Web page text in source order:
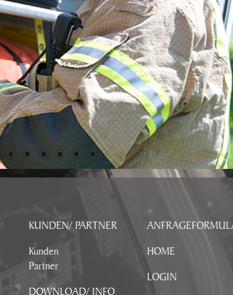
KUNDEN/ PARTNER
Kunden
Partner
DOWNLOAD/ INFO
HOME
LOGIN